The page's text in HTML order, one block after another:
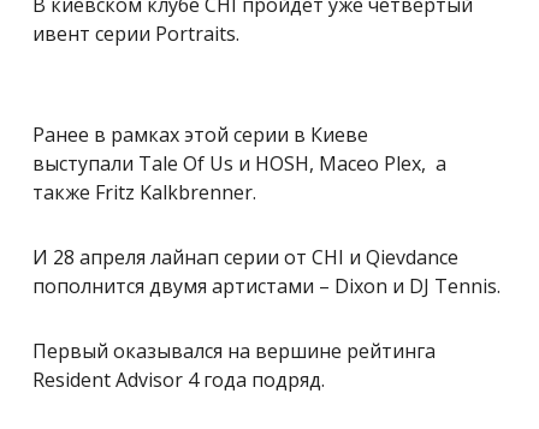
ивент серии Portraits.
Ранее в рамках этой серии в Киеве
выступали Tale Of Us и HOSH, Maceo Plex, а
также Fritz Kalkbrenner.
И 28 апреля лайнап серии от CHI и Qievdance
пополнится двумя артистами – Dixon и DJ Tennis.
Первый оказывался на вершине рейтинга
Resident Advisor 4 года подряд.